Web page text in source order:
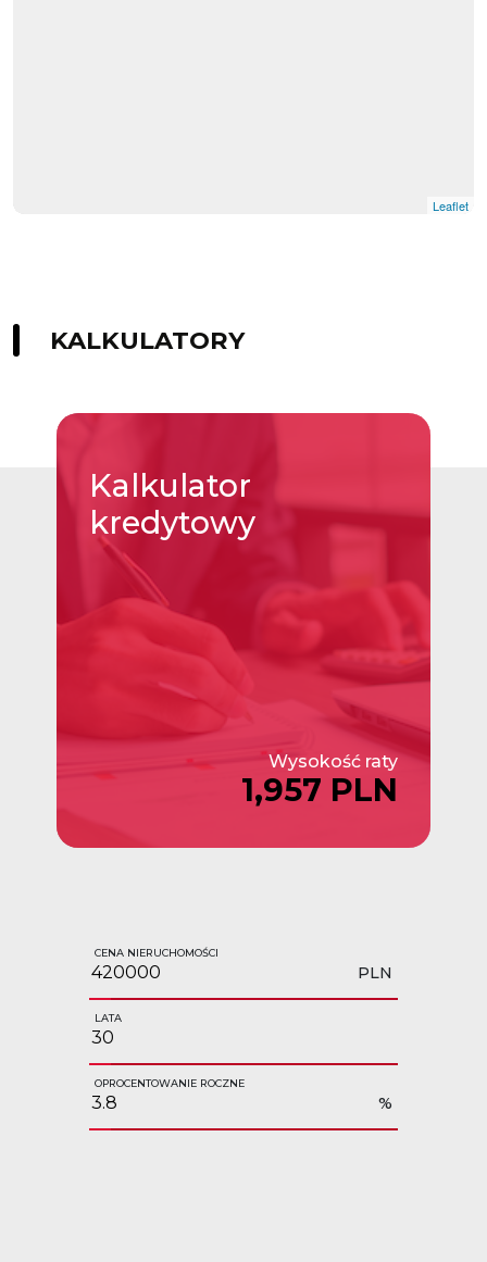
Leaflet
KALKULATORY
Kalkulator
kredytowy
Wysokość raty
1,957 PLN
CENA NIERUCHOMOŚCI
PLN
LATA
OPROCENTOWANIE ROCZNE
%